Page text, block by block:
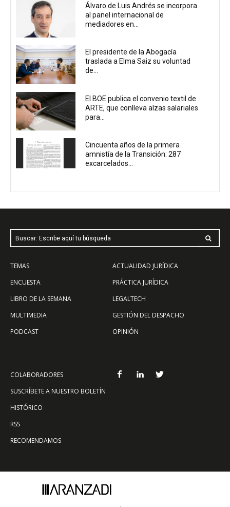
Álvaro de Luis Andrés se incorpora
al panel internacional de
mediadores en...
El presidente de la Abogacía
traslada a Elma Saiz su voluntad
de...
El BOE publica el convenio textil de
ARTE, que conlleva alzas salariales
para...
Cincuenta años de la primera
amnistía de la Transición: 287
excarcelados...
Buscar: Escribe aquí tu búsqueda
TEMAS
ENCUESTA
LIBRO DE LA SEMANA
MULTIMEDIA
PODCAST
ACTUALIDAD JURÍDICA
PRÁCTICA JURÍDICA
LEGALTECH
GESTIÓN DEL DESPACHO
OPINIÓN
COLABORADORES
SUSCRÍBETE A NUESTRO BOLETÍN
HISTÓRICO
RSS
RECOMENDAMOS